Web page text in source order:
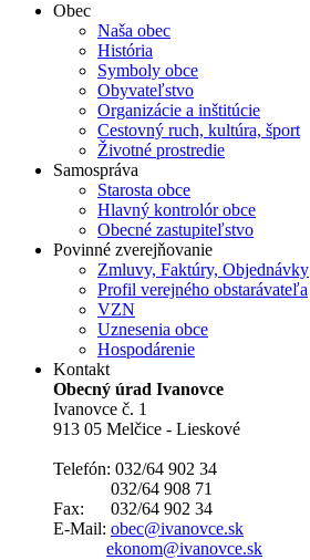
Obec
Naša obec
História
Symboly obce
Obyvateľstvo
Organizácie a inštitúcie
Cestovný ruch, kultúra, šport
Životné prostredie
Samospráva
Starosta obce
Hlavný kontrolór obce
Obecné zastupiteľstvo
Povinné zverejňovanie
Zmluvy, Faktúry, Objednávky
Profil verejného obstarávateľa
VZN
Uznesenia obce
Hospodárenie
Kontakt
Obecný úrad Ivanovce
Ivanovce č. 1
913 05 Melčice - Lieskové
Telefón: 032/64 902 34
032/64 908 71
Fax: 032/64 902 34
E-Mail: obec@ivanovce.sk
ekonom@ivanovce.sk